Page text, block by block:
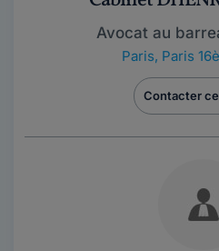
Avocat au
Paris, Paris
Contacter